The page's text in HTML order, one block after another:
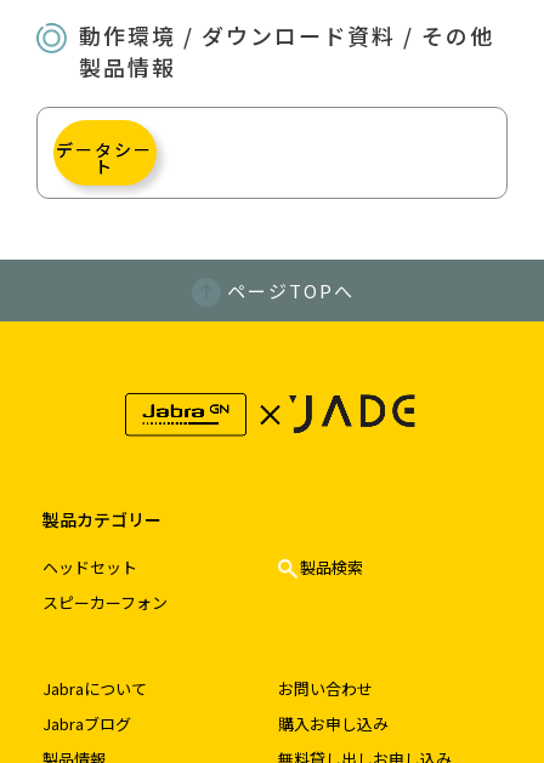
動作環境 / ダウンロード資料 / その他
製品情報
データシー
ト
ページTOPへ
製品カテゴリー
ヘッドセット
スピーカーフォン
製品検索
Jabraについて
Jabraブログ
お問い合わせ
購入お申し込み